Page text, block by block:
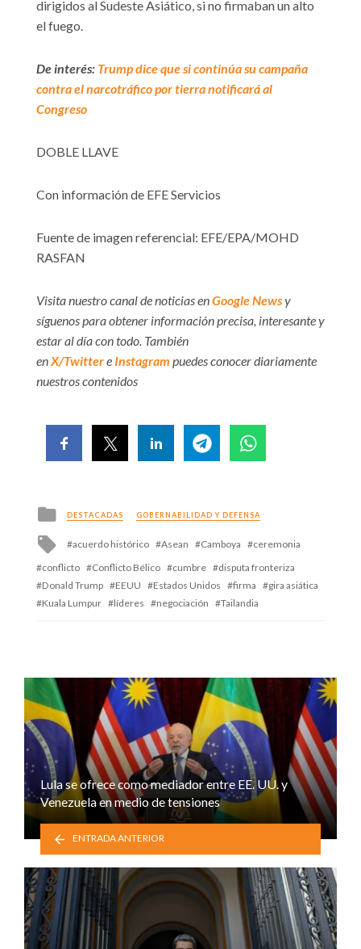
dirigidos al Sudeste Asiático, si no firmaban un alto
el fuego.
De interés: Trump dice que si continúa su campaña
contra el narcotráfico por tierra notificará al
Congreso
DOBLE LLAVE
Con información de EFE Servicios
Fuente de imagen referencial: EFE/EPA/MOHD
RASFAN
Visita nuestro canal de noticias enGoogle Newsy
síguenos para obtener información precisa, interesante y
estar al día con todo. También
enX/Twittere Instagram puedes conocer diariamente
nuestros contenidos
Posted
in
DESTACADAS GOBERNABILIDAD Y DEFENSA
Tagged
acuerdo histórico Asean Camboya
ceremonia
conflicto
Conflicto Bélico cumbre
disputa fronteriza
Donald Trump
EEUU Estados Unidos firma
gira asiática
Kuala Lumpur
líderes negociación Tailandia
Lula se ofrece como mediador entre EE. UU. y
Venezuela en medio de tensiones
ENTRADA ANTERIOR